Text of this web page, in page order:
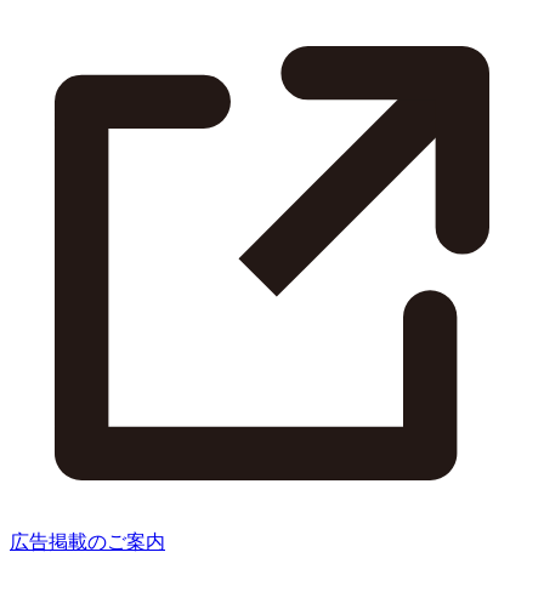
広告掲載のご案内